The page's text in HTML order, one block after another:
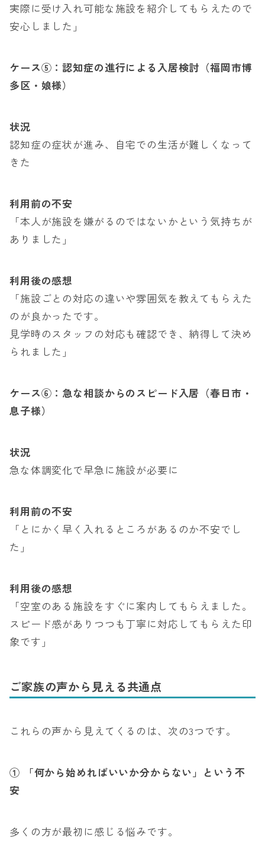
実際に受け入れ可能な施設を紹介してもらえたので
安心しました」
ケース⑤：認知症の進行による入居検討（福岡市博
多区・娘様）
状況
認知症の症状が進み、自宅での生活が難しくなって
きた
利用前の不安
「本人が施設を嫌がるのではないかという気持ちが
ありました」
利用後の感想
「施設ごとの対応の違いや雰囲気を教えてもらえた
のが良かったです。
見学時のスタッフの対応も確認でき、納得して決め
られました」
ケース⑥：急な相談からのスピード入居（春日市・
息子様）
状況
急な体調変化で早急に施設が必要に
利用前の不安
「とにかく早く入れるところがあるのか不安でし
た」
利用後の感想
「空室のある施設をすぐに案内してもらえました。
スピード感がありつつも丁寧に対応してもらえた印
象です」
ご家族の声から見える共通点
これらの声から見えてくるのは、次の3つです。
①
「何から始めればいいか分からない」という不
安
多くの方が最初に感じる悩みです。